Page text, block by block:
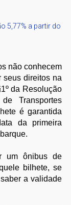
5,77% a partir do
não conhecem
seus direitos na
da Resolução
Transportes
é garantida
da primeira
um ônibus de
bilhete, se
a validade